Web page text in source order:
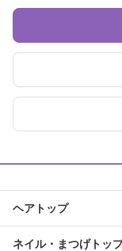
ヘアトップ
ネイル・まつげトッ